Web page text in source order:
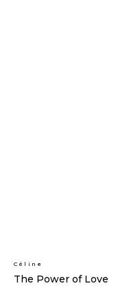
Céline
The Power of Love